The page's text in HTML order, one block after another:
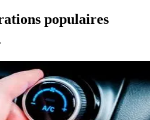
populaires